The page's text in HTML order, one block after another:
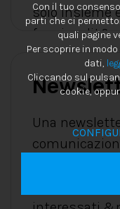
solo insieme
Una
Con il tuo
parti che ci
quali pagine
Per scoprire in
dati,
Cliccando sul
cookie,